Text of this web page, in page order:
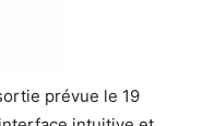
prévue le 19